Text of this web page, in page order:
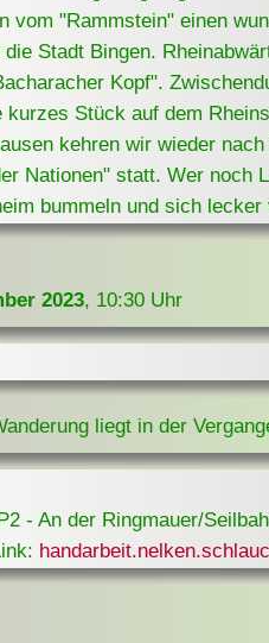
vom "Rammstein" einen
Stadt Bingen.
Kopf".
kurzes Stück auf dem
kehren wir wieder
Nationen" statt. Wer noch
bummeln und sich lecker
2023, 10:30 Uhr
liegt in der
- An der Ringmauer/